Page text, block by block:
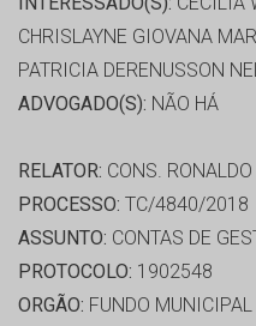
CHRISLAYNE GIOVANA
PATRICIA DERENUSSON
ADVOGADO(S): NÃO HÁ
RELATOR: CONS.
PROCESSO: TC/4840/2018
ASSUNTO: CONTAS DE
PROTOCOLO: 1902548
ORGÃO: FUNDO